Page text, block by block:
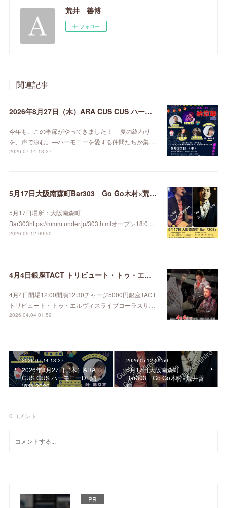
荒井 善博
フォロー
関連記事
2026年8月27日（木）ARA CUS CUS ハーモニーDE納涼祭 2026
今年も、この季節がやってきました！— 夏の終わり
を、声で涼む。—ハーモニーを愛する仲間たちが集…
2026.07.14 13:27
5月17日大阪南森町Bar303 Go Go木村×荒井善博
5月17日場所：大阪南森町
Bar303https://mmm.under.jp/303.htmlオープン18:0…
2026.05.12 09:50
4月4日銀座TACT トリビュート・トゥ・エルヴィス
4月4日開場12:00開演12:30チャージ5000円銀座TACT
トリビュート・トゥ・エルヴィスライブコーラスサ…
2026.04.04 01:59
2026.07.14 13:27
2026年8月27日（木）ARA
CUS CUS ハーモニーDE納
涼祭 2026
2026.05.12 09:50
5月17日大阪南森町
Bar303 Go Go木村×荒井善
博
0コメント
PR